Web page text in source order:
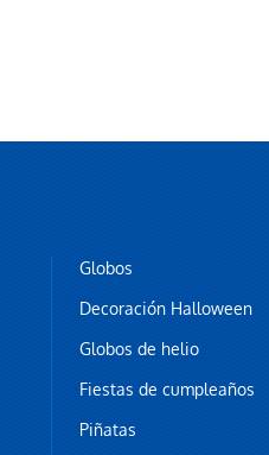
Globos
Decoración Halloween
Globos de helio
Fiestas de cumpleaños
Piñatas